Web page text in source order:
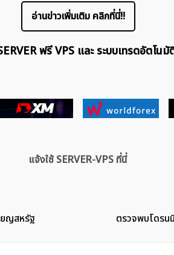
อ่านข่าวเพิ่มเติม คลิกที่นี่!!
ฟรี VPS และ ระบบเทรดอัตโ
แจ้งใช้ SERVER-VPS ที่นี่
ญสหรัฐ
ตรวจพบโดรน